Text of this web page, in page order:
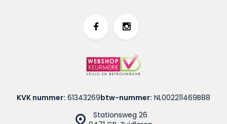
Stationsweg 26
KVK nummer: 61343269btw-nummer: NL002211469B88